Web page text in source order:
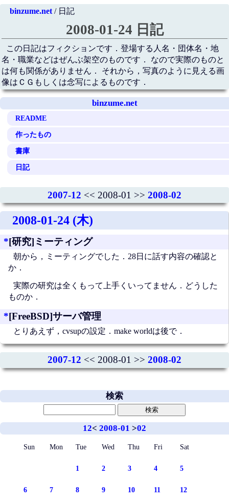
binzume.net/ 日記
2008-01-24 日記
この日記はフィクションです．登場する人名・団体名・地
名・職業などはぜんぶ架空のものです． なので実際のものと
は何も関係がありません． それから，写真のように見える画
像はＣＧもしくは念写によるものです．
binzume.net
README
作ったもの
書庫
日記
2007-12 << 2008-01 >> 2008-02
2008-01-24 (木)
*[研究]ミーティング
朝から，ミーティングでした．28日に話す内容の確認と
か．
実際の研究は全くもって上手くいってません．どうした
ものか．
*[FreeBSD]サーバ管理
とりあえず，cvsupの設定．make worldは後で．
2007-12 << 2008-01 >> 2008-02
検索
12< 2008-01 >02
Sun Mon Tue Wed Thu Fri Sat
1 2 3 4 5
6 7 8 9 10 11 12